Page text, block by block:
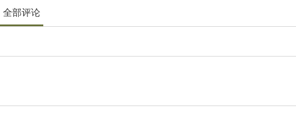
全部评论